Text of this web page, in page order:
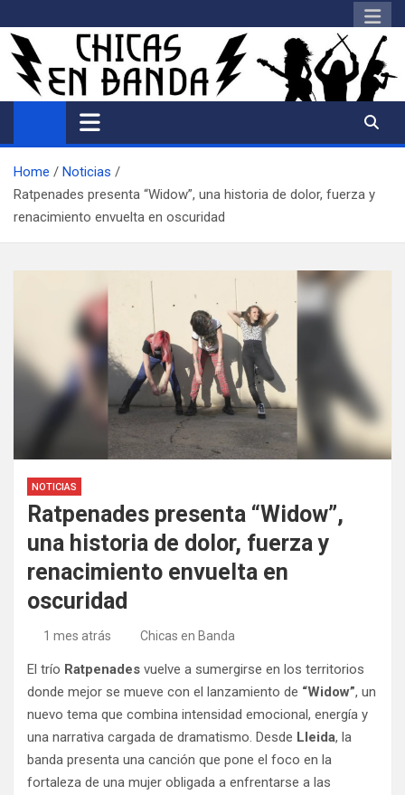
al
contenido
Home
Noticias
Ratpenades presenta “Widow”, una historia de dolor, fuerza y
renacimiento envuelta en oscuridad
NOTICIAS
Ratpenades presenta “Widow”,
una historia de dolor, fuerza y
renacimiento envuelta en
oscuridad
1 mes atrás Chicas en Banda
El trío Ratpenades vuelve a sumergirse en los territorios
donde mejor se mueve con el lanzamiento de “Widow”, un
nuevo tema que combina intensidad emocional, energía y
una narrativa cargada de dramatismo. Desde Lleida, la
banda presenta una canción que pone el foco en la
fortaleza de una mujer obligada a enfrentarse a las